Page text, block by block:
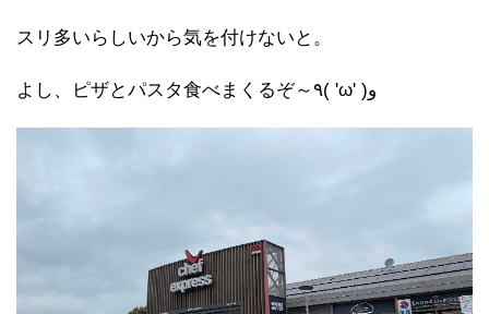
スリ多いらしいから気を付けないと。